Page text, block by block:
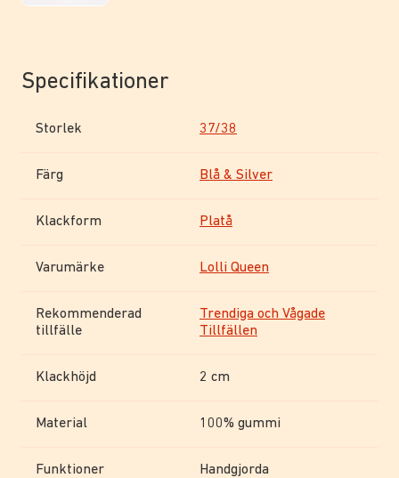
Specifikationer
Storlek 37/38
Färg Blå & Silver
Klackform Platå
Varumärke Lolli Queen
Rekommenderad
tillfälle
Trendiga och Vågade
Tillfällen
Klackhöjd 2 cm
Material 100% gummi
Funktioner Handgjorda